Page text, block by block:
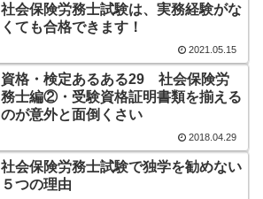
社会保険労務士試験は、実務経験がな
くても合格できます！
2021.05.15
資格・検定あるある29 社会保険労
務士編②・受験資格証明書類を揃える
のが意外と面倒くさい
2018.04.29
社会保険労務士試験で独学を勧めない
５つの理由